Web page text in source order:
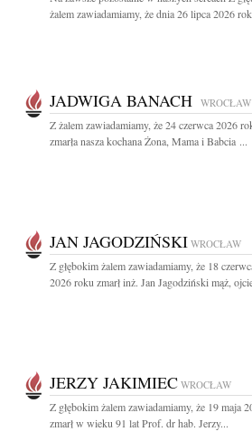
żalem zawiadamiamy, że dnia 26 lipca 2026
JADWIGA BANACH WROCŁAW
Z żalem zawiadamiamy, że 24 czerwca 2026
zmarła nasza kochana Żona, Mama i Babcia ...
JAN JAGODZIŃSKI WROCŁAW
Z głębokim żalem zawiadamiamy, że 18
2026 roku zmarł inż. Jan Jagodziński mąż,
JERZY JAKIMIEC WROCŁAW
Z głębokim żalem zawiadamiamy, że 19 maja
zmarł w wieku 91 lat Prof. dr hab. Jerzy...